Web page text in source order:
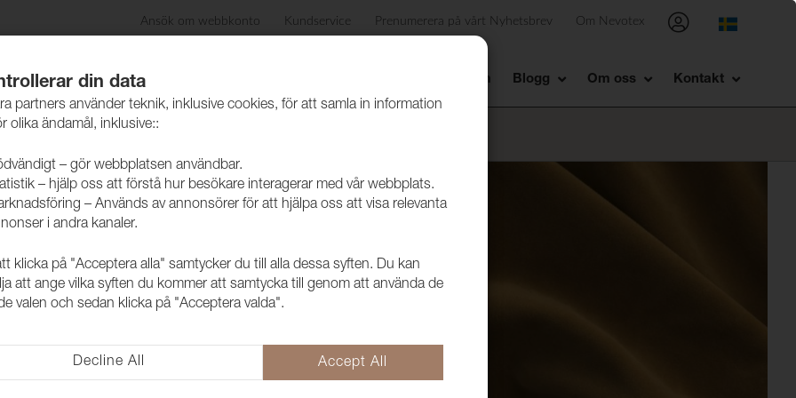
Ansök om webbkonto Kundservice Prenumerera på vårt Nyhetsbrev Om Nevotex
Produkter Skötselråd Showroom Blogg Om oss Kontakt
att hålla sig fint under lång tid.
gäller för alla textila klädselmaterial då det
som, pga. torr luft är ett vanligt fenomen i
använda en noppborttagare. Noppbildning som
kan uppstå från kläder, kuddar eller plädar.
din data
partners använder teknik, inklusive cookies, för att samla in information
olika ändamål, inklusive::
– gör webbplatsen användbar.
– hjälp oss att förstå hur besökare interagerar med vår webbplats.
– Används av annonsörer för att hjälpa oss att visa relevanta
i andra kanaler.
klicka på "Acceptera alla" samtycker du till alla dessa syften. Du kan
att ange vilka syften du kommer att samtycka till genom att använda de
valen och sedan klicka på "Acceptera valda".
Decline All Accept All